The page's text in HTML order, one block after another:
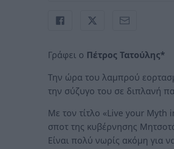
Γράφει ο Πέτρος Τατούλης*
Την ώρα του λαμπρού
την σύζυγο του σε διπλανή
Με τον τίτλο «Live your Myth
σποτ της κυβέρνησης
Είναι πολύ νωρίς ακόμη για